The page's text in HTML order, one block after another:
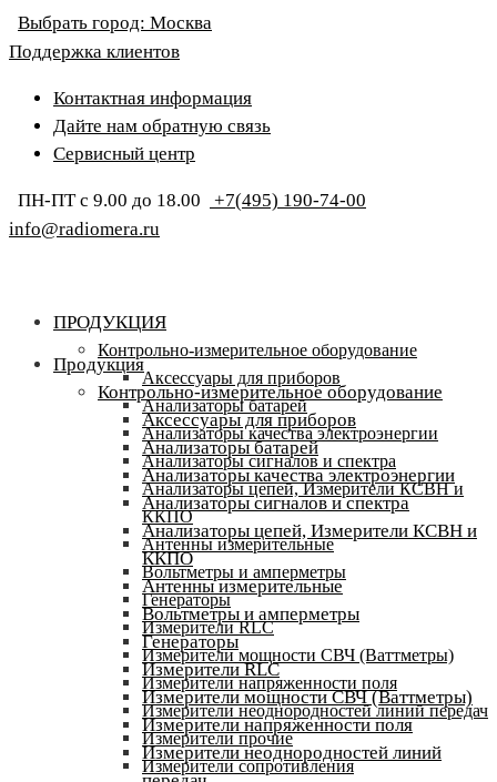
Выбрать город: Москва
Поддержка клиентов
Контактная информация
Дайте нам обратную связь
Сервисный центр
ПН-ПТ с 9.00 до 18.00
+7(495) 190-74-00
info@radiomera.ru
ПРОДУКЦИЯ
Контрольно-измерительное оборудование
Аксессуары для приборов
Анализаторы батарей
Анализаторы качества электроэнергии
Анализаторы сигналов и спектра
Анализаторы цепей, Измерители КСВН и
ККПО
Антенны измерительные
Вольтметры и амперметры
Генераторы
Измерители RLC
Измерители мощности СВЧ (Ваттметры)
Измерители напряженности поля
Измерители неоднородностей линий передач
Измерители прочие
Измерители сопротивления
Продукция
Контрольно-измерительное оборудование
Аксессуары для приборов
Анализаторы батарей
Анализаторы качества электроэнергии
Анализаторы сигналов и спектра
Анализаторы цепей, Измерители КСВН и
ККПО
Антенны измерительные
Вольтметры и амперметры
Генераторы
Измерители RLC
Измерители мощности СВЧ (Ваттметры)
Измерители напряженности поля
Измерители неоднородностей линий